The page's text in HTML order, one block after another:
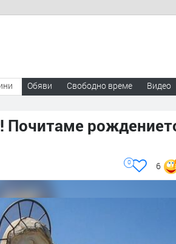
Обяви Свободно време Видео
Почитаме
6
0